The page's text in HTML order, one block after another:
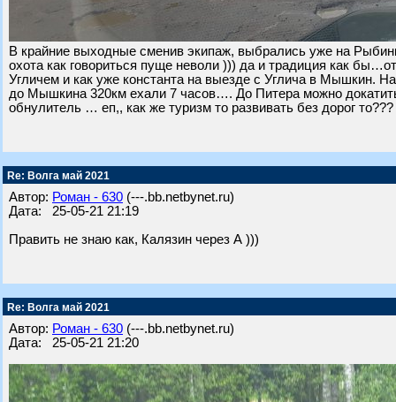
В крайние выходные сменив экипаж, выбрались уже на
охота как говориться пуще неволи ))) да и традиция как
Угличем и как уже константа на выезде с Углича в Мышкин.
до Мышкина 320км ехали 7 часов…. До Питера можно
обнулитель … еп,, как же туризм то развивать без дорог
Re: Волга май 2021
Автор: Роман - 630 (---.bb.netbynet.ru)
Дата: 25-05-21 21:19
Править не знаю как, Калязин через А )))
Re: Волга май 2021
Автор: Роман - 630 (---.bb.netbynet.ru)
Дата: 25-05-21 21:20